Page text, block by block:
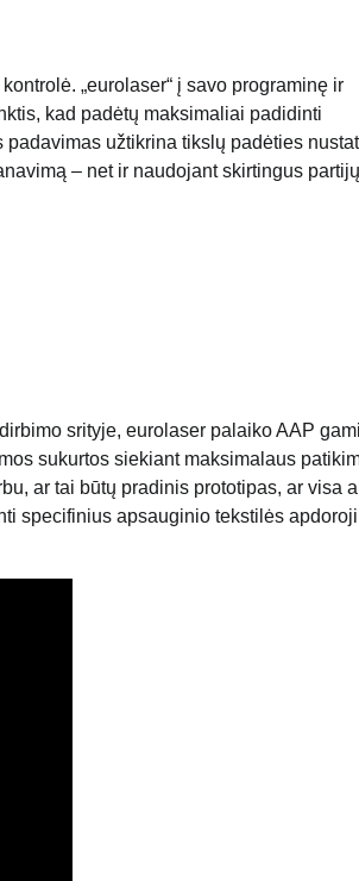
„eurolaser“ į savo programinę ir
kad padėtų maksimaliai padidinti
užtikrina tikslų padėties
– net ir naudojant skirtingus partijų
srityje, eurolaser palaiko AAP
sukurtos siekiant maksimalaus
ar tai būtų pradinis prototipas, ar visa
specifinius apsauginio tekstilės